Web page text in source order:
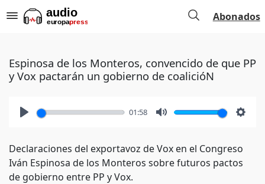
Abonados
Espinosa de los Monteros, convencido de que PP
y Vox pactarán un gobierno de coalicióN
01:58
Declaraciones del exportavoz de Vox en el Congreso
Iván Espinosa de los Monteros sobre futuros pactos
de gobierno entre PP y Vox.